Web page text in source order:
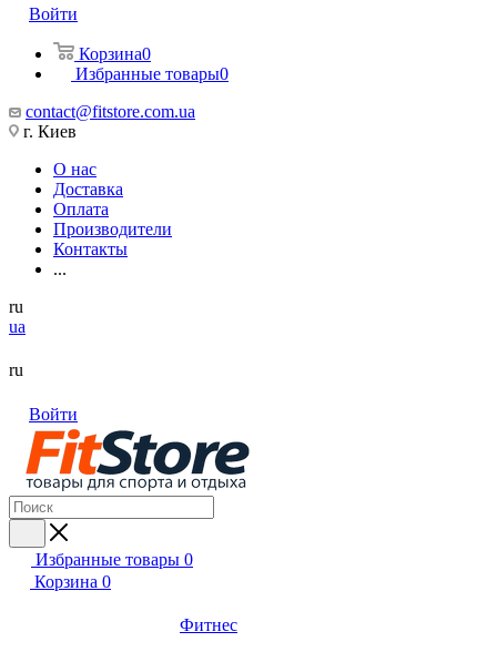
Войти
Корзина0
Избранные товары0
contact@fitstore.com.ua
г. Киев
О нас
Доставка
Оплата
Производители
Контакты
...
ru
ua
ru
Войти
Избранные товары 0
Корзина 0
Фитнес